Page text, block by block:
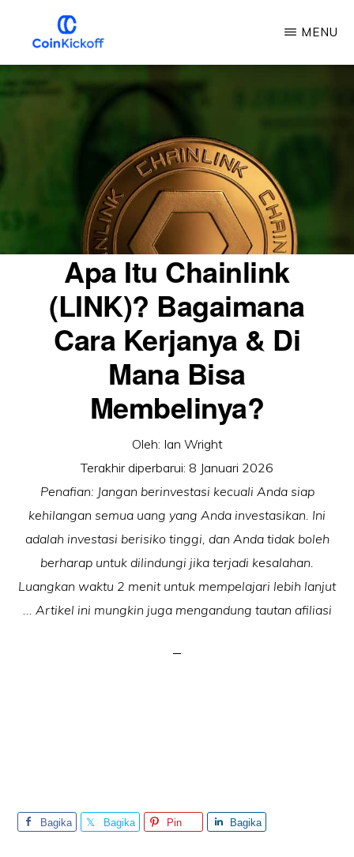
konten
KICKOFF
COIN
MENU
Apa Itu Chainlink
(LINK)? Bagaimana
Cara Kerjanya & Di
Mana Bisa
Membelinya?
Oleh: Ian Wright
Terakhir diperbarui: 8 Januari 2026
Penafian: Jangan berinvestasi kecuali Anda siap
kehilangan semua uang yang Anda investasikan. Ini
adalah investasi berisiko tinggi, dan Anda tidak boleh
berharap untuk dilindungi jika terjadi kesalahan.
Luangkan waktu 2 menit untuk mempelajari lebih lanjut
... Artikel ini mungkin juga mengandung tautan afiliasi
Bagika
Bagika
Pin
Bagika